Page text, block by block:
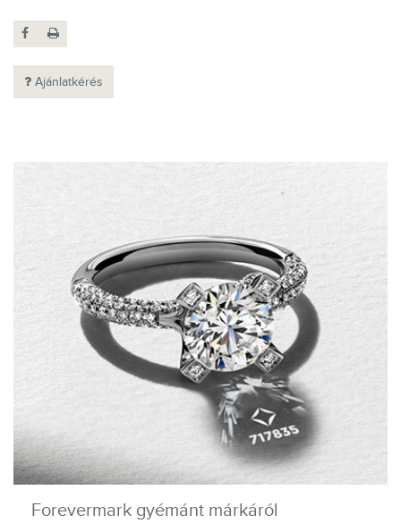
Ajánlatkérés
Forevermark gyémánt márkáról